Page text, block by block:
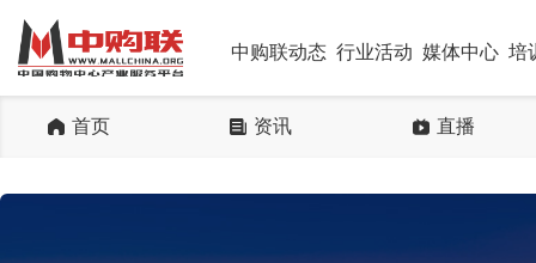
中购联动态 行业活动 媒体中心 培
首页 资讯 直播